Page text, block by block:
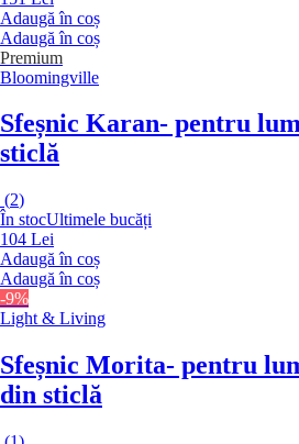
Adaugă în coș
Adaugă în coș
Premium
Bloomingville
Sfeșnic Karan- pentru
sticlă
(2)
În stocUltimele bucăți
104 Lei
Adaugă în coș
Adaugă în coș
-9%
Light & Living
Sfeșnic Morita- pentru
din sticlă